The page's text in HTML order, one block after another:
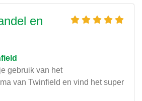
en
gebruik van het
van Twinfield en vind het super